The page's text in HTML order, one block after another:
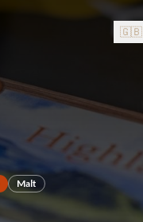
🇬🇧
Malt